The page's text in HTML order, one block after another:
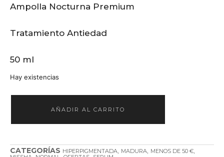
Ampolla Nocturna Premium
Tratamiento Antiedad
50 ml
Hay existencias
AÑADIR AL CARRITO
CATEGORÍAS HIPERPIGMENTADA, MADURA, MENOS DE 50 €,